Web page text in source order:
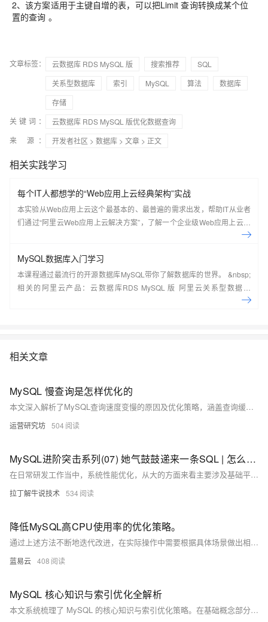
2、该方案适用于主键自增的表，可以把Limit 查询转换成某个位
置的查询 。
文章标签： 云数据库 RDS MySQL 版 搜索推荐
SQL
关系型数据库
索引 MySQL 算法
数据库
存储
关键词：
云数据库 RDS MySQL 版优化数据查询
来 源：
开发者社区 > 数据库 > 文章 > 正文
相关实践学习
每个IT人都想学的“Web应用上云经典架构”实战
本实验从Web应用上云这个最基本的、最普遍的需求出发，帮助IT从业者
们通过“阿里云Web应用上云解决方案”，了解一个企业级Web应用上云的
MySQL数据库入门学习
本课程通过最流行的开源数据库MySQL带你了解数据库的世界。 &nbsp;
相关的阿里云产品：云数据库RDS MySQL 版 阿里云关系型数据库
RDS（Relational Database Service）是一种稳定可靠、可弹性伸缩的在
相关文章
MySQL 慢查询是怎样优化的
本文深入解析了MySQL查询速度变慢的原因及优化策略，涵盖查询缓存、执行流程、SQL优化、执行计划分析（如EXPLAIN）、查询状态查看等内容，帮助开发者快速定位并解决慢查询问题。
运营研究坊 504
MySQL进阶突击系列(07) 她气鼓鼓递来一条SQL | 怎么看执行计划、SQL怎么优化?
在日常研发工作当中，系统性能优化，从大的方面来看主要涉及基础平台优化、业务系统性能优化、数据库优化。面对数据库优化，除了DBA在集群性能、服务器调优需要投入精力，我们研发需要负责业务SQL执行优化。当业务数据量达到一定规模后，SQL执行效率可能就会出现瓶颈，影响系统业务响应。掌握如何判断SQL执行慢、以及如何分析SQL执行计划、优化SQL的技能，在工作中解决SQL性能问题显得非常关键。
拉丁解牛说技术 534
降低MySQL高CPU使用率的优化策略。
通过上述方法不断地迭代改进，在实际操作中需要根据具体场景做出相对合理判断。每一步改进都需谨慎评估其变动可能导致其他方面问题，在做任何变动前建议先在测试环境验证其效果后再部署到生产环境中去。
蓝易云 408
MySQL 核心知识与索引优化全解析
本文系统梳理了 MySQL 的核心知识与索引优化策略。在基础概念部分，阐述了 char 与 varchar 在存储方式和性能上的差异，以及事务的 ACID 特性、并发事务问题及对应的隔离级别（MySQL 默认 REPEATABLE READ）。 索引基础部分，详解了 InnoDB 默认的 B+tree 索引结构（多路平衡树、叶子节点存数据、双向链表支持区间查询），区分了聚簇索引（数据与索引共存，唯一）和二级索引（数据与索引分离，多个），解释了回表查询的概念及优化方法，并分析了 B+tree 作为索引结构的优势（树高低、效率稳、支持区间查询）。 索引优化部分，列出了索引创建的六大原则